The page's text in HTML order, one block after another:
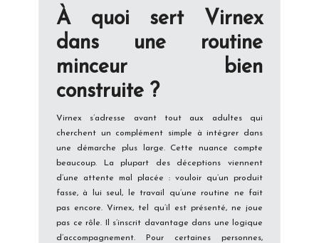
À quoi sert Virnex
dans une routine
minceur bien
construite ?
Virnex s’adresse avant tout aux adultes qui
cherchent un complément simple à intégrer dans
une démarche plus large. Cette nuance compte
beaucoup. La plupart des déceptions viennent
d’une attente mal placée : vouloir qu’un produit
fasse, à lui seul, le travail qu’une routine ne fait
pas encore. Virnex, tel qu’il est présenté, ne joue
pas ce rôle. Il s’inscrit davantage dans une logique
d’accompagnement. Pour certaines personnes,